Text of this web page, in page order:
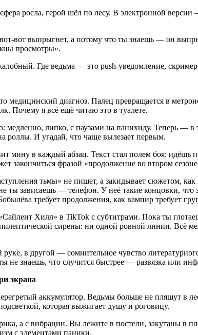
росла, герой шёл по лесу. В электронной версии
вот выпрыгнет, а потому что ты знаешь — он
просмотры».
Где ведьма — это push-уведомление,
медицинский диагноз. Палец превращается в
Почему я всё ещё читаю это в туалете.
медленно, липко, с паузами на панихиду. Теперь —
роллы. И угадай, что чаще вылезает первым.
мину в каждый абзац. Текст стал полем боя:
закончиться фразой «продолжение во втором
тьмы» не пишет, а закидывает сюжетом,
ты зависаешь — телефон. У неё такие концовки,
требует продолжения, как вампир требует
Хилл» в TikTok с субтитрами. Пока ты
сирены: ни одной ровной линии. Всё
в другой — сомнительное чувство
знаешь, что случится быстрее — развязка или
экрана
аккумулятор. Ведьмы больше не пляшут
которая выжигает душу и роговицу.
а с вибрации. Вы лежите в постели, закутаны
с элементами паники.